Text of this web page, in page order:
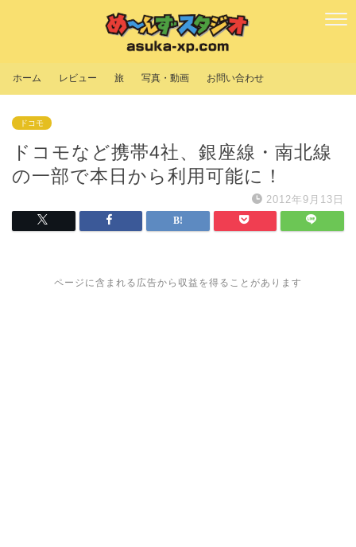
ホーム レビュー 旅 写真・動画 お問い合わせ
ドコモ
ドコモなど携帯4社、銀座線・南北線
の一部で本日から利用可能に！
2012年9月13日
ページに含まれる広告から収益を得ることがあります